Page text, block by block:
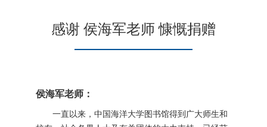
感谢 侯海军老师 慷慨捐赠
侯海军老师：
一直以来，中国海洋大学图书馆得到广大师生和